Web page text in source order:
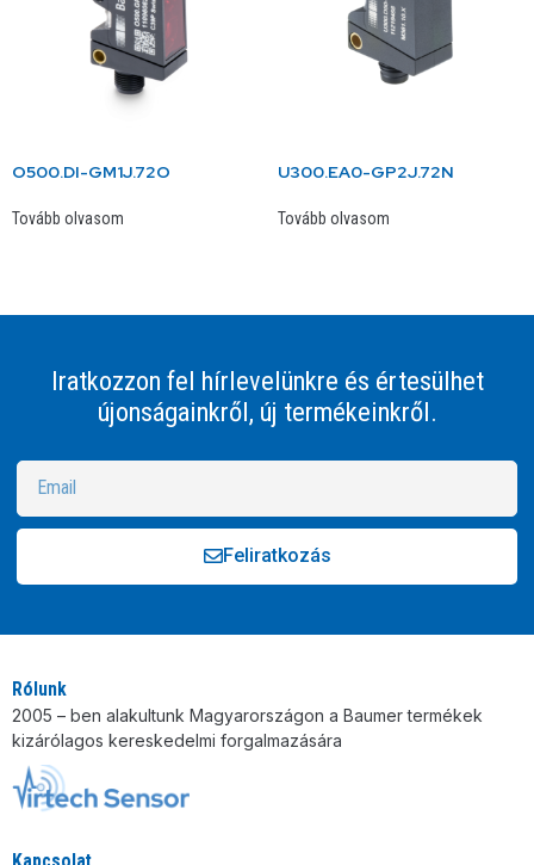
O500.DI-GM1J.72O
Tovább olvasom
U300.EA0-GP2J.72N
Tovább olvasom
Iratkozzon fel hírlevelünkre és értesülhet
újonságainkről, új termékeinkről.
Feliratkozás
Rólunk
2005 – ben alakultunk Magyarországon a Baumer termékek
kizárólagos kereskedelmi forgalmazására